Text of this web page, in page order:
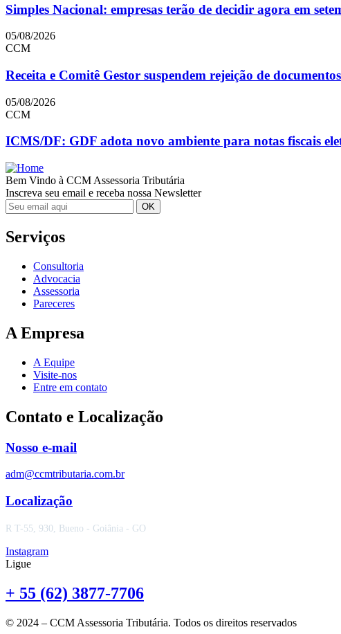
Simples Nacional: empresas terão de decidir agora em
05/08/2026
CCM
Receita e Comitê Gestor suspendem rejeição de
05/08/2026
CCM
ICMS/DF: GDF adota novo ambiente para notas fiscais
Bem Vindo à CCM Assessoria Tributária
Inscreva seu email e receba nossa Newsletter
Serviços
Consultoria
Advocacia
Assessoria
Pareceres
A Empresa
A Equipe
Visite-nos
Entre em contato
Contato e Localização
Nosso e-mail
adm@ccmtributaria.com.br
Localização
R T-55, 930, Bueno - Goiânia - GO
Instagram
Ligue
+ 55 (62) 3877-7706
© 2024 – CCM Assessoria Tributária. Todos os direitos reservados